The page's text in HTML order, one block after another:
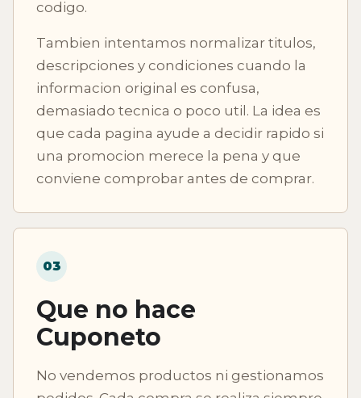
codigo.
Tambien intentamos normalizar titulos,
descripciones y condiciones cuando la
informacion original es confusa,
demasiado tecnica o poco util. La idea es
que cada pagina ayude a decidir rapido si
una promocion merece la pena y que
conviene comprobar antes de comprar.
03
Que no hace
Cuponeto
No vendemos productos ni gestionamos